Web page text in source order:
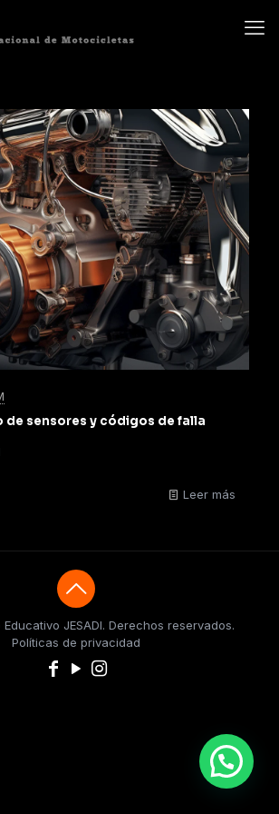
sensores y códigos de falla
Leer más
JESADI. Derechos reservados.
Políticas de privacidad